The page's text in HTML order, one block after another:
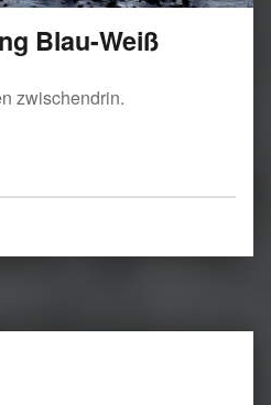
Blau-Weiß
zwischendrin.